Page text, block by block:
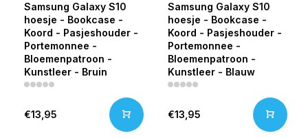
Samsung Galaxy S10
hoesje - Bookcase -
Koord - Pasjeshouder -
Portemonnee -
Bloemenpatroon -
Kunstleer - Bruin
€13,95
Samsung Galaxy S10
hoesje - Bookcase -
Koord - Pasjeshouder -
Portemonnee -
Bloemenpatroon -
Kunstleer - Blauw
€13,95